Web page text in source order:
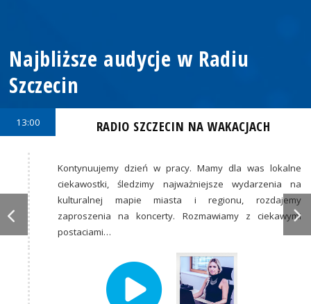
Najbliższe audycje w Radiu
Szczecin
13:00 RADIO SZCZECIN NA WAKACJACH
Kontynuujemy dzień w pracy. Mamy dla was lokalne
ciekawostki, śledzimy najważniejsze wydarzenia na
kulturalnej mapie miasta i regionu, rozdajemy
zaproszenia na koncerty. Rozmawiamy z ciekawymi
postaciami…